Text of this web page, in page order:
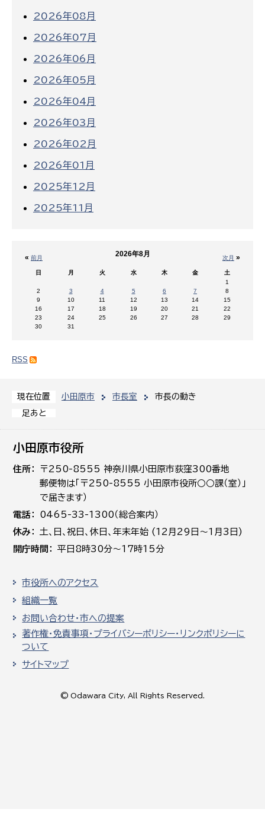
現在位置 小田原市 市長室
市長の動き
足あと
2026年08月
2026年07月
2026年06月
2026年05月
2026年04月
2026年03月
2026年02月
2026年01月
2025年12月
2025年11月
« 前月 次月 »
2026年8月
日 月 火 水 木 金
土
1
2
3 4 5 6 7
8
9
10 11 12 13 14
15
16
17 18 19 20 21
22
23
24 25 26 27 28
29
30
31
RSS
小田原市役所
住所
〒250-8555 神奈川県小田原市荻窪300番地
郵便物は「〒250-8555 小田原市役所○○課（室）」
で届きます）
電話
0465-33-1300（総合案内）
休み
土､日､祝日、休日、年末年始 (12月29日～1月3日)
開庁時間
平日8時30分～17時15分
市役所へのアクセス
組織一覧
お問い合わせ・市への提案
著作権・免責事項・プライバシーポリシー・リンクポリシーに
ついて
サイトマップ
© Odawara City, All Rights Reserved.